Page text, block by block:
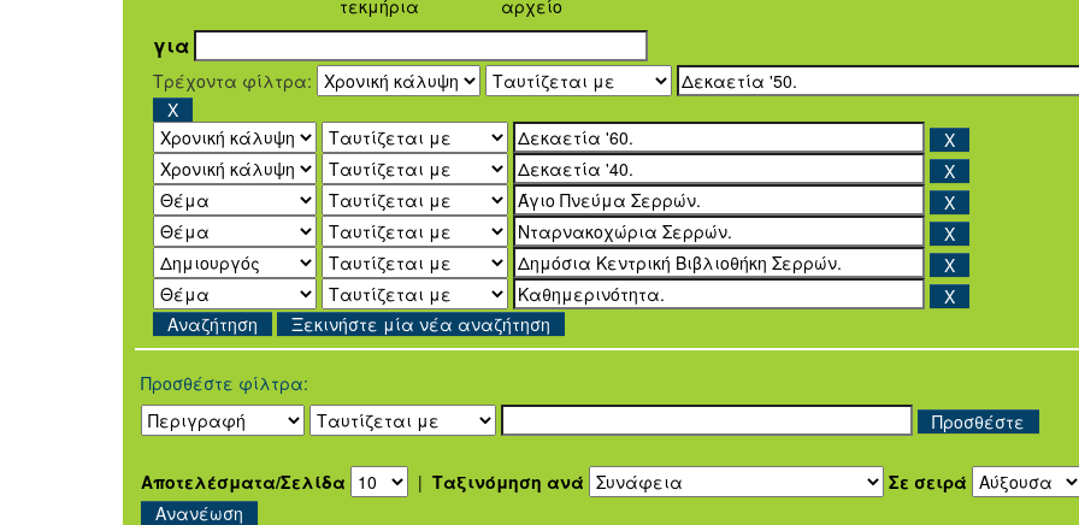
τεκμήρια
αρχείο
για
Τρέχοντα φίλτρα:
Ξεκινήστε μία νέα αναζήτηση
Προσθέστε φίλτρα:
Αποτελέσματα/Σελίδα | Ταξινόμηση ανά Σε σειρά